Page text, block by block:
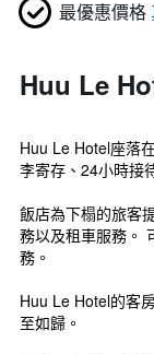
最優惠價格
Huu Le
Huu Le Hotel座落
李寄存、24小時接
飯店為下榻的旅客
務以及租車服務。
務。
Huu Le Hotel的客
至如歸。